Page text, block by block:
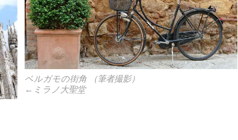
ベルガモの街角 （筆者撮影）
←ミラノ大聖堂